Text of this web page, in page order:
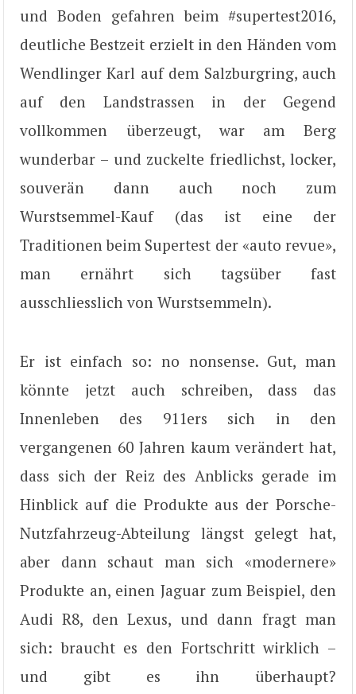
und Boden gefahren beim #supertest2016,
deutliche Bestzeit erzielt in den Händen vom
Wendlinger Karl auf dem Salzburgring, auch
auf den Landstrassen in der Gegend
vollkommen überzeugt, war am Berg
wunderbar – und zuckelte friedlichst, locker,
souverän dann auch noch zum
Wurstsemmel-Kauf (das ist eine der
Traditionen beim Supertest der «auto revue»,
man ernährt sich tagsüber fast
ausschliesslich von Wurstsemmeln).
Er ist einfach so: no nonsense. Gut, man
könnte jetzt auch schreiben, dass das
Innenleben des 911ers sich in den
vergangenen 60 Jahren kaum verändert hat,
dass sich der Reiz des Anblicks gerade im
Hinblick auf die Produkte aus der Porsche-
Nutzfahrzeug-Abteilung längst gelegt hat,
aber dann schaut man sich «modernere»
Produkte an, einen Jaguar zum Beispiel, den
Audi R8, den Lexus, und dann fragt man
sich: braucht es den Fortschritt wirklich –
und gibt es ihn überhaupt?